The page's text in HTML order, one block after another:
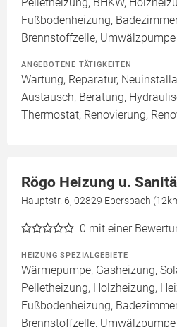
Fußbodenheizung,
Brennstoffzelle, Umwälzpumpe
ANGEBOTENE TÄTIGKEITEN
Wartung, Reparatur,
Austausch, Beratung,
Thermostat, Renovierung,
Rögo Heizung u.
Hauptstr. 6, 02829 Ebersbach
0 mit einer
HEIZUNG SPEZIALGEBIETE
Wärmepumpe, Gasheizung,
Pelletheizung, Holzheizung,
Fußbodenheizung,
Brennstoffzelle, Umwälzpumpe